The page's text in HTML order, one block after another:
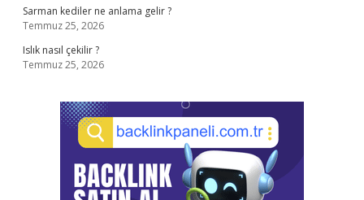
Sarman kediler ne anlama gelir ?
Temmuz 25, 2026
Islık nasıl çekilir ?
Temmuz 25, 2026